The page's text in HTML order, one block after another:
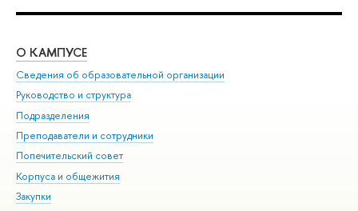
О КАМПУСЕ
Сведения об образовательной организации
Руководство и структура
Подразделения
Преподаватели и сотрудники
Попечительский совет
Корпуса и общежития
Закупки